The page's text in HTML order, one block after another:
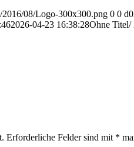
2016/08/Logo-300x300.png 0 0
2026-04-23 16:38:28Ohne
Erforderliche Felder sind mit *